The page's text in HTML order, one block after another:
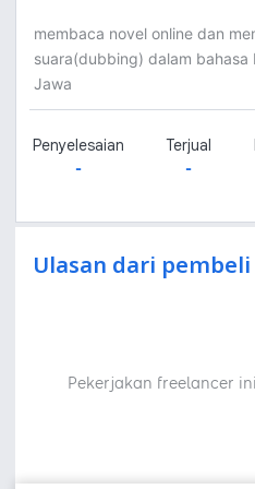
membaca novel online dan
suara(dubbing) dalam bahasa
Jawa
Penyelesaian
-
Terjual
-
Ulasan dari pembeli
Pekerjakan freelancer